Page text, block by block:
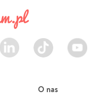
LinkedIn TikTok Youtube
O nas